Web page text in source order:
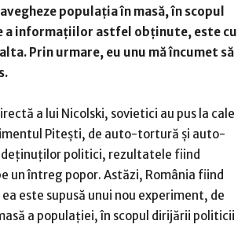
populația în masă, în scopul
informațiilor astfel obținute, este cu
Prin urmare, eu unu mă încumet să
a lui Nicolski, sovietici au pus la cale
Pitești, de auto-tortură și auto-
deținuților politici, rezultatele fiind
un întreg popor. Astăzi, România fiind
este supusă unui nou experiment, de
a populației, în scopul dirijării politicii